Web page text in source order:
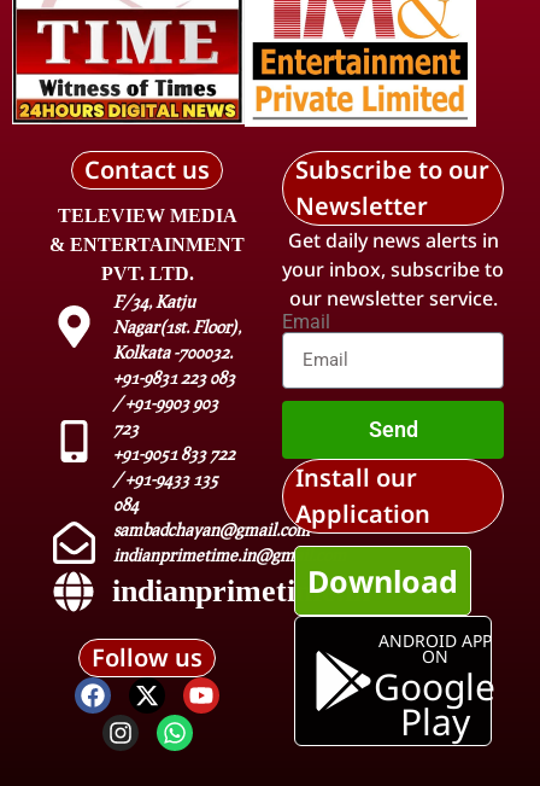
Contact us
TELEVIEW MEDIA
& ENTERTAINMENT
PVT. LTD.
F/34, Katju
Nagar(1st. Floor),
Kolkata -700032.
+91-9831 223 083
/ +91-9903 903
723
+91-9051 833 722
/ +91-9433 135
084
sambadchayan@gmail.com
indianprimetime.in@gmail.com
indianprimetime.in
Follow us
Subscribe to our
Newsletter
Get daily news alerts in
your inbox, subscribe to
our newsletter service.
Email
Send
Install our
Application
Download
ANDROID APP
ON
Google
Play